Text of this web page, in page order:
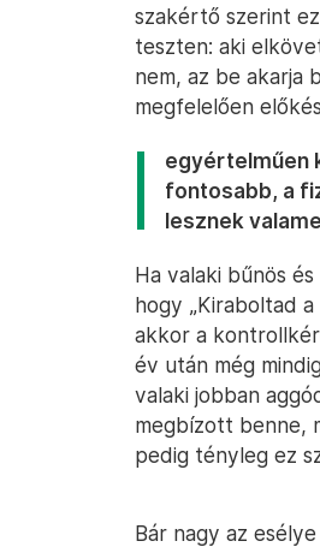
szakértő szerint
teszten: aki
nem, az be akarja
megfelelően
egyértelműen
fontosabb, a
lesznek
Ha valaki bűnös
hogy „Kiraboltad
akkor a
év után még
valaki jobban
megbízott benne,
pedig tényleg ez
Bár nagy az